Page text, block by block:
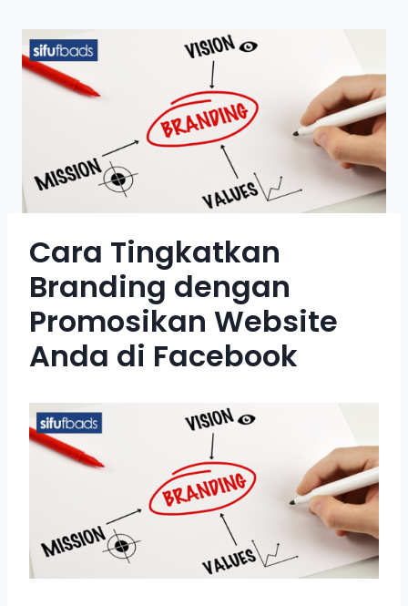
Cara Tingkatkan
Branding dengan
Promosikan Website
Anda di Facebook